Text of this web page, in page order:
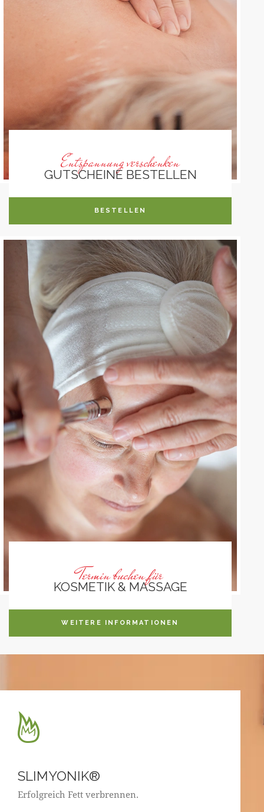
Entspannung verschenken
GUTSCHEINE BESTELLEN
BESTELLEN
Termin buchen für
KOSMETIK & MASSAGE
WEITERE INFORMATIONEN
SLIMYONIK®
Erfolgreich Fett verbrennen.